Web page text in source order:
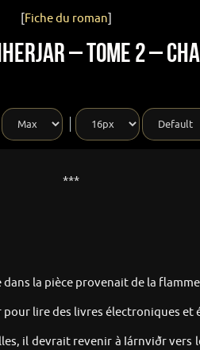
[Fiche du roman]
– Tome 2 –
***
la pièce provenait de la
lire des livres électroniques
il devrait revenir à Iárnviðr vers